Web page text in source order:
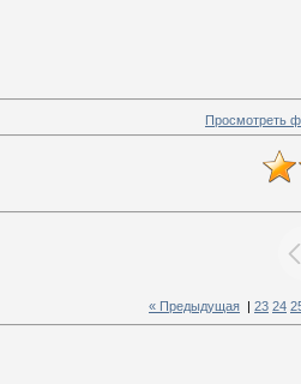
Просмотреть
« Предыдущая 23 24